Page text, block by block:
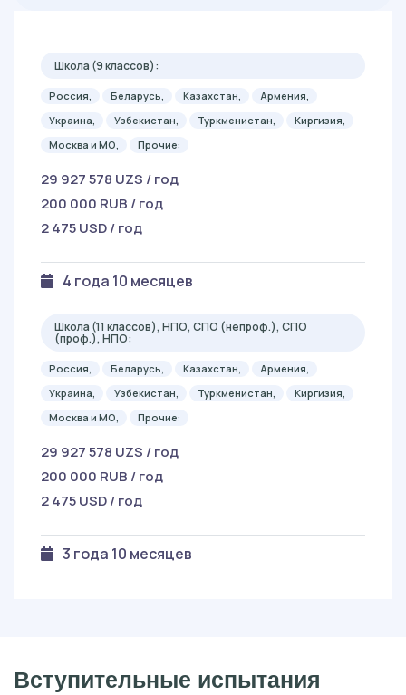
Школа (9 классов):
Россия, Беларусь, Казахстан,
Армения,
Украина,
Узбекистан, Туркменистан,
Киргизия,
Москва и МО,
Прочие:
29 927 578 UZS / год
200 000 RUB / год
2 475 USD / год
4 года 10 месяцев
Школа (11 классов), НПО, СПО (непроф.), СПО
(проф.), НПО:
Россия, Беларусь, Казахстан,
Армения,
Украина,
Узбекистан, Туркменистан,
Киргизия,
Москва и МО,
Прочие:
29 927 578 UZS / год
200 000 RUB / год
2 475 USD / год
3 года 10 месяцев
Вступительные испытания